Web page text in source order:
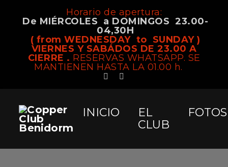
Horario de apertura:
De MIÉRCOLES a DOMINGOS 23.00-
04,30H
( from WEDNESDAY to SUNDAY )
VIERNES Y SABÁDOS DE 23.00 A
CIERRE . RESERVAS WHATSAPP. SE
MANTIENEN HASTA LA 01.00 h.
INICIO
EL
CLUB
FOTOS